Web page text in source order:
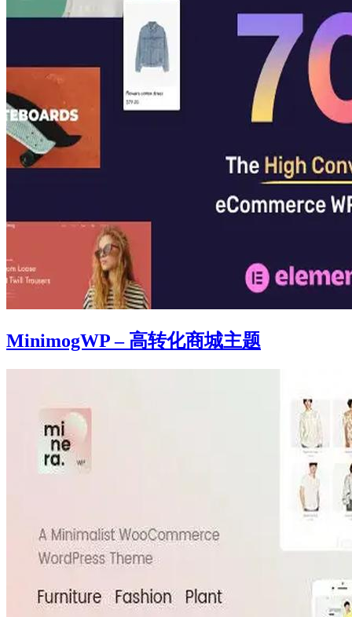
MinimogWP – 高转化商城主题